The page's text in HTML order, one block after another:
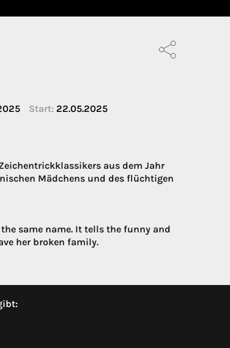
Start: 22.05.2025
aus dem Jahr
Mädchens und des flüchtigen
same name. It tells the funny and
her broken family.